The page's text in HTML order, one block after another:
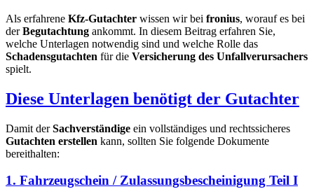
Als erfahrene Kfz-Gutachter wissen wir bei fronius, worauf es bei
derBegutachtung ankommt. In diesem Beitrag erfahren Sie,
welche Unterlagen notwendig sind und welche Rolle das
Schadensgutachten für die Versicherung des Unfallverursachers
spielt.
Diese Unterlagen benötigt der Gutachter
Damit derSachverständige ein vollständiges und rechtssicheres
Gutachten erstellen kann, sollten Sie folgende Dokumente
bereithalten:
1. Fahrzeugschein / Zulassungsbescheinigung Teil I